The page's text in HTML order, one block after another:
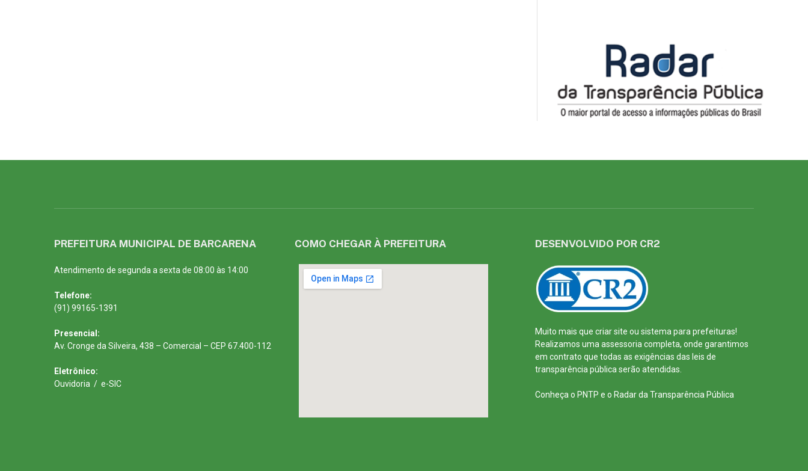
PREFEITURA MUNICIPAL DE BARCARENA
Atendimento de segunda a sexta de 08:00 às 14:00
Telefone:
(91) 99165-1391
Presencial:
Av. Cronge da Silveira, 438 – Comercial – CEP 67.400-112
Eletrônico:
Ouvidoria / e-SIC
COMO CHEGAR À PREFEITURA DESENVOLVIDO POR CR2
Muito mais que criar site ou sistema para prefeituras!
Realizamos uma assessoria completa, onde garantimos
em contrato que todas as exigências das leis de
transparência pública serão atendidas.
Conheça o PNTP e o Radar da Transparência Pública